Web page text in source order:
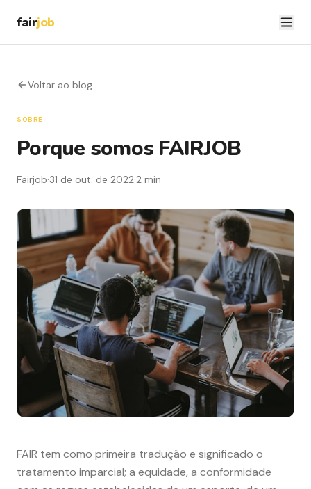
fairjob
Voltar ao blog
SOBRE
Porque somos FAIRJOB
Fairjob·31 de out. de 2022·2 min
FAIR tem como primeira tradução e significado o
tratamento imparcial; a equidade, a conformidade